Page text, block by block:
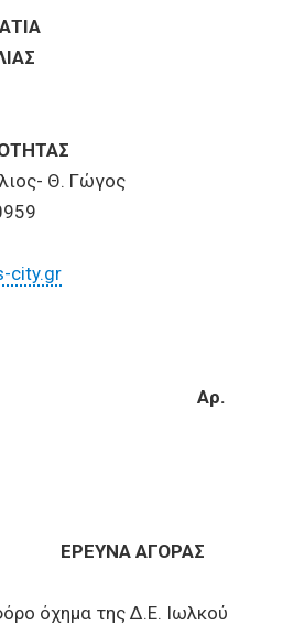
Θ. Γώγος
city.gr
Αρ.
ΕΡΕΥΝΑ ΑΓΟΡΑΣ
όχημα της Δ.Ε. Ιωλκού